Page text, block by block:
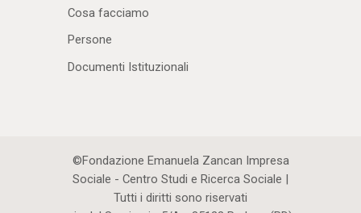
Cosa facciamo
Persone
Documenti Istituzionali
©Fondazione Emanuela Zancan Impresa
Sociale - Centro Studi e Ricerca Sociale |
Tutti i diritti sono riservati